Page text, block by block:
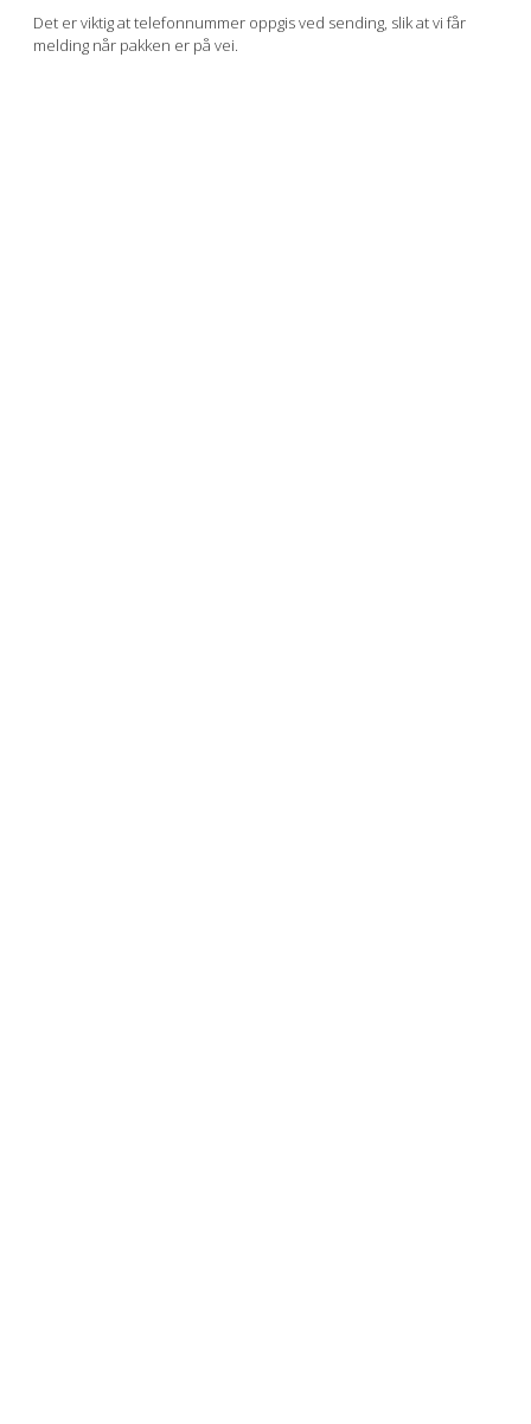
Det er viktig at telefonnummer oppgis ved sending, slik at vi får
melding når pakken er på vei.